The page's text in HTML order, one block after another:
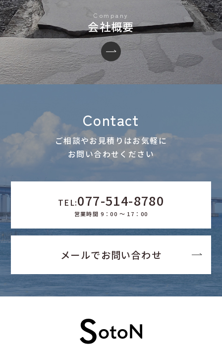
会社概要
Contact
ご相談やお見積りはお気軽に
お問い合わせください
TEL:077-514-8780
営業時間 9：00 ～ 17：00
メールでお問い合わせ